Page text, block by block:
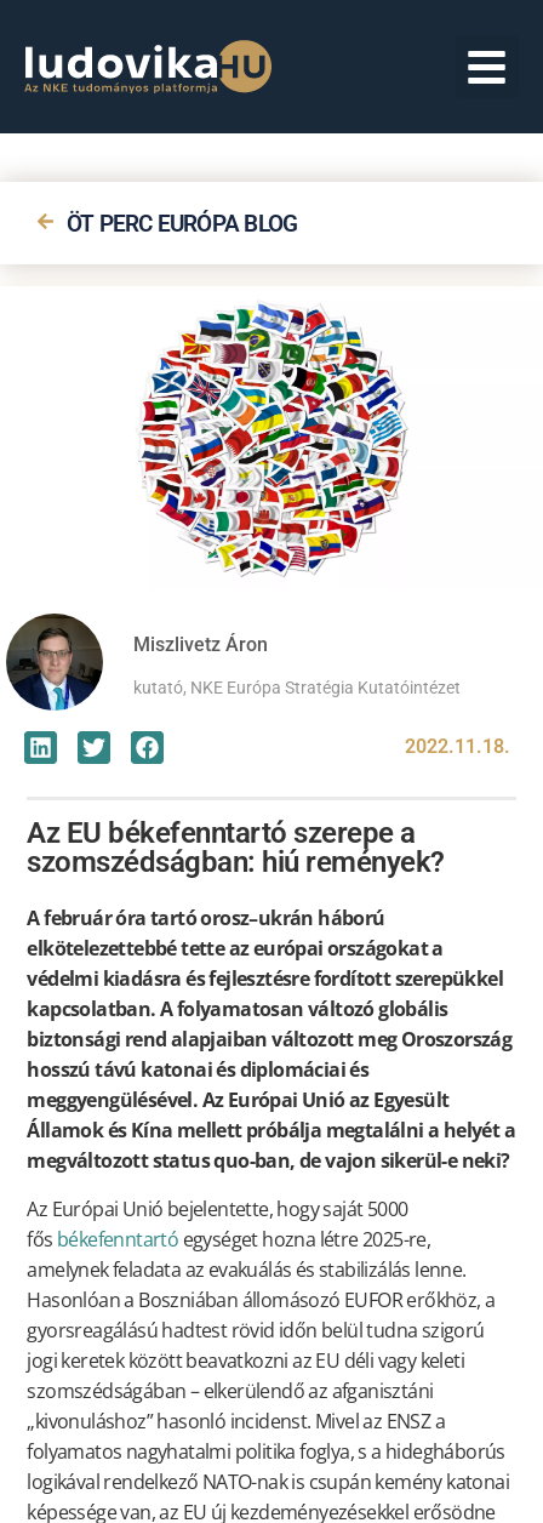
ÖT PERC EURÓPA BLOG
Miszlivetz Áron
kutató, NKE Európa Stratégia Kutatóintézet
2022.11.18.
Az EU békefenntartó szerepe a
szomszédságban: hiú remények?
A február óra tartó orosz–ukrán háború
elkötelezettebbé tette az európai országokat a
védelmi kiadásra és fejlesztésre fordított szerepükkel
kapcsolatban. A folyamatosan változó globális
biztonsági rend alapjaiban változott meg Oroszország
hosszú távú katonai és diplomáciai és
meggyengülésével. Az Európai Unió az Egyesült
Államok és Kína mellett próbálja megtalálni a helyét a
megváltozott status quo-ban, de vajon sikerül-e neki?
Az Európai Unió bejelentette, hogy saját 5000
fős békefenntartó egységet hozna létre 2025-re,
amelynek feladata az evakuálás és stabilizálás lenne.
Hasonlóan a Boszniában állomásozó EUFOR erőkhöz, a
gyorsreagálású hadtest rövid időn belül tudna szigorú
jogi keretek között beavatkozni az EU déli vagy keleti
szomszédságában – elkerülendő az afganisztáni
„kivonuláshoz” hasonló incidenst. Mivel az ENSZ a
folyamatos nagyhatalmi politika foglya, s a hidegháborús
logikával rendelkező NATO-nak is csupán kemény katonai
képessége van, az EU új kezdeményezésekkel erősödne